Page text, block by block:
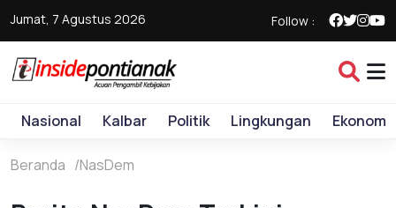
Jumat, 7 Agustus 2026 Follow :
Nasional Kalbar Politik Lingkungan Ekonomi
Beranda NasDem